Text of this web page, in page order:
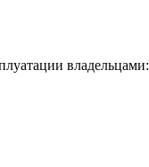
владельцами: